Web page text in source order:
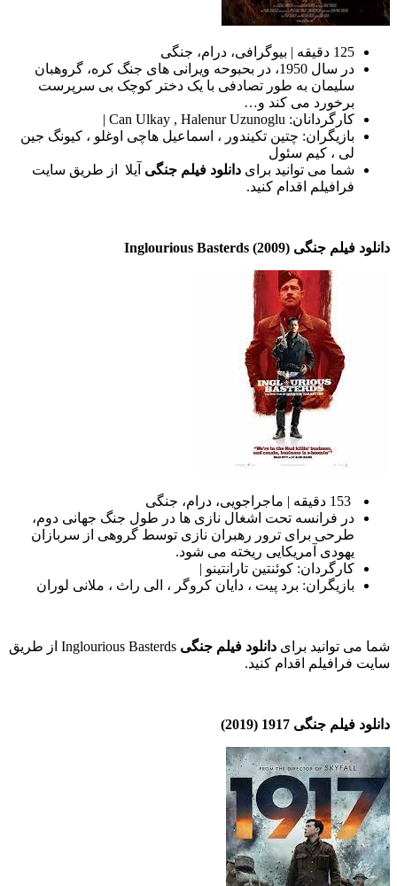
125 دقیقه | بیوگرافی، درام، جنگی
در سال 1950، در بحبوحه ویرانی های جنگ کره، گروهبان
سلیمان به طور تصادفی با یک دختر کوچک بی سرپرست
برخورد می کند و…
کارگردانان: Can Ulkay , Halenur Uzunoglu |
بازیگران: چتین تکیندور ، اسماعیل هاچی اوغلو ، کیونگ جین
لی ، کیم سئول
شما می توانید برای دانلود فیلم جنگی آیلا از طریق سایت
فرافیلم اقدام کنید.
دانلود فیلم جنگی Inglourious Basterds (2009)
در فرانسه تحت اشغال نازی ها در طول جنگ جهانی دوم،
طرحی برای ترور رهبران نازی توسط گروهی از سربازان
یهودی آمریکایی ریخته می شود.
کارگردان: کوئنتین تارانتینو |
بازیگران: برد پیت ، دایان کروگر ، الی راث ، ملانی لوران
شما می توانید برای دانلود فیلم جنگی
Inglourious Basterds از طریق
سایت فرافیلم اقدام کنید.
دانلود فیلم جنگی 1917 (2019)